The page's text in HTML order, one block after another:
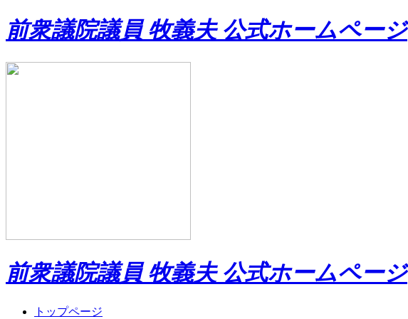
前衆議院議員 牧義夫 公式ホームページ
前衆議院議員 牧義夫 公式ホームページ
トップページ